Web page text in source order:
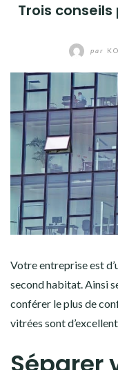
Trois
par
Votre entreprise est
second habitat. Ainsi
conférer le plus de
vitrées sont